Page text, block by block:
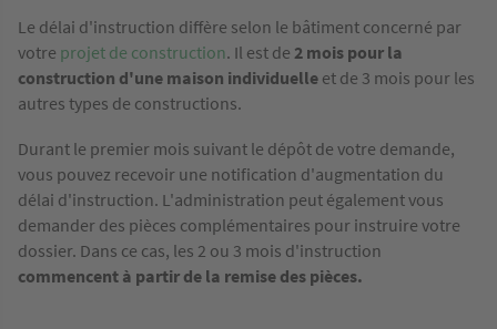
Le délai d'instruction diffère selon le bâtiment concerné par
votre projet de construction. Il est de 2 mois pour la
construction d'une maison individuelle et de 3 mois pour les
autres types de constructions.
Durant le premier mois suivant le dépôt de votre demande,
vous pouvez recevoir une notification d'augmentation du
délai d'instruction. L'administration peut également vous
demander des pièces complémentaires pour instruire votre
dossier. Dans ce cas, les 2 ou 3 mois d'instruction
commencent à partir de la remise des pièces.